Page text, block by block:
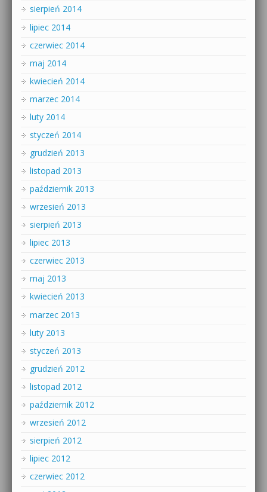
sierpień 2014
lipiec 2014
czerwiec 2014
maj 2014
kwiecień 2014
marzec 2014
luty 2014
styczeń 2014
grudzień 2013
listopad 2013
październik 2013
wrzesień 2013
sierpień 2013
lipiec 2013
czerwiec 2013
maj 2013
kwiecień 2013
marzec 2013
luty 2013
styczeń 2013
grudzień 2012
listopad 2012
październik 2012
wrzesień 2012
sierpień 2012
lipiec 2012
czerwiec 2012